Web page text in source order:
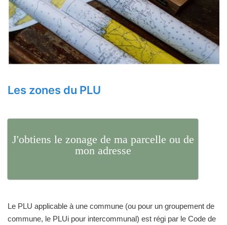
Les zones du PLU
J'obtiens le zonage de ma parcelle ou de
mon adresse
Le PLU applicable à une commune (ou pour un groupement de
commune, le PLUi pour intercommunal) est régi par le Code de